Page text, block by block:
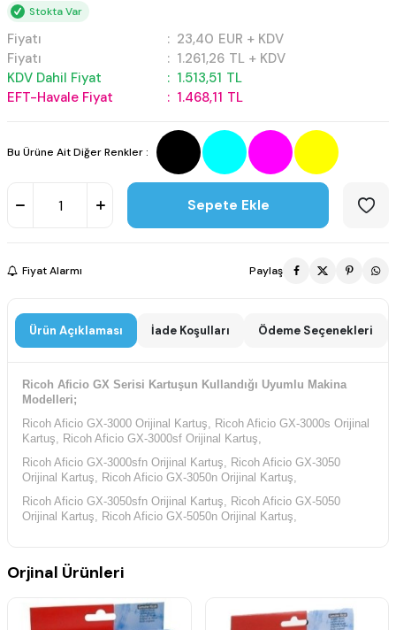
Stokta Var
Fiyatı : 23,40 EUR + KDV
Fiyatı
: 1.261,26 TL + KDV
KDV Dahil Fiyat
: 1.513,51 TL
EFT-Havale Fiyat
: 1.468,11 TL
Bu Ürüne Ait Diğer Renkler :
Sepete Ekle
Fiyat Alarmı Paylaş
Ürün Açıklaması İade Koşulları Ödeme Seçenekleri
Ricoh Aficio GX Serisi Kartuşun Kullandığı Uyumlu Makina
Modelleri;
Ricoh Aficio GX-3000 Orijinal Kartuş, Ricoh Aficio GX-3000s Orijinal
Kartuş, Ricoh Aficio GX-3000sf Orijinal Kartuş,
Ricoh Aficio GX-3000sfn Orijinal Kartuş, Ricoh Aficio GX-3050
Orijinal Kartuş, Ricoh Aficio GX-3050n Orijinal Kartuş,
Ricoh Aficio GX-3050sfn Orijinal Kartuş, Ricoh Aficio GX-5050
Orijinal Kartuş, Ricoh Aficio GX-5050n Orijinal Kartuş,
Orjinal Ürünleri